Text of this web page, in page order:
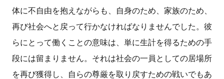
体に不自由を抱えながらも、自身のため、家族のため、
再び社会へと戻って行かなければなりませんでした。彼
らにとって働くことの意味は、単に生計を得るための手
段には留まりません。それは社会の一員としての居場所
を再び獲得し、自らの尊厳を取り戻すための戦いでもあ